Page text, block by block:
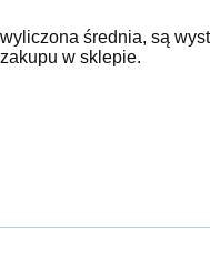
średnia, są
w sklepie.